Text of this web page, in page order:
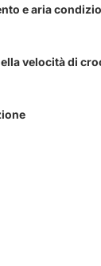
e aria
velocità di